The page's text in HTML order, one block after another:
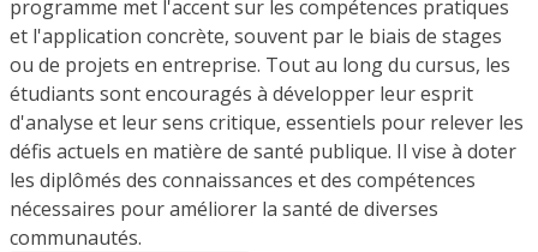
programme met l'accent sur les compétences pratiques
et l'application concrète, souvent par le biais de stages
ou de projets en entreprise. Tout au long du cursus, les
étudiants sont encouragés à développer leur esprit
d'analyse et leur sens critique, essentiels pour relever les
défis actuels en matière de santé publique. Il vise à doter
les diplômés des connaissances et des compétences
nécessaires pour améliorer la santé de diverses
communautés.